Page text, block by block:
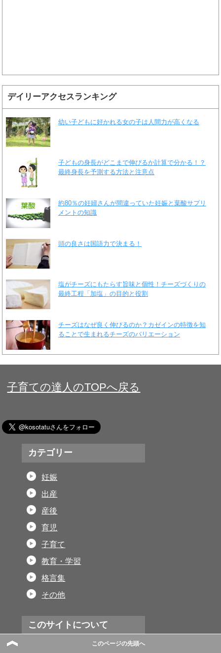
デイリーアクセスランキング
幼い子どもに好かれる女の子は人間力が高くなる
子どもの身長がどこまで伸びるか計算で分かる！？
最終身長を予測する方法と注意点
約80％の妊婦さんが間違っていた妊娠と葉酸サプリ
メントの知識
頭の良さは国語力で決まる！
塩がチーズにもたらす旨味と個性！チーズづくりの
最終工程「加塩」の目的と役割
チーズはなぜ良く伸びるのか？カゼインの特徴を知
ることで生まれるチーズのバリエーション
子育ての達人のTOPへ戻る
カテゴリー
妊娠
出産
産後
育児
子育て
教育・学習
格言集
その他
このサイトについて
子育ての達人とは
このページの先頭へ